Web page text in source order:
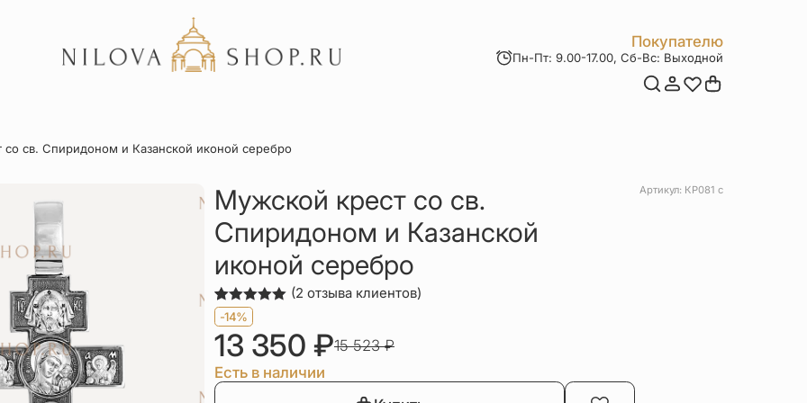
Покупателю
Пн-Пт: 9.00-17.00, Сб-Вс: Выходной
Акции
со св. Спиридоном и Казанской иконой серебро
Мужской крест со св.
Спиридоном и Казанской
иконой серебро
Артикул: КР081 с
Рейтинг
5.00из 5
на основе
опроса
2
пользователей
(2 отзыва клиентов)
-14%
13 350 ₽15 523₽
Есть в наличии